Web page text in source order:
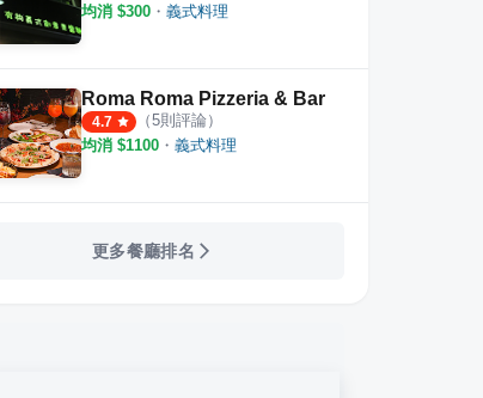
均消 $300 ・ 義式料理
Roma Roma Pizzeria & Bar
4.7 （5則評論）
均消 $1100 ・ 義式料理
更多餐廳排名